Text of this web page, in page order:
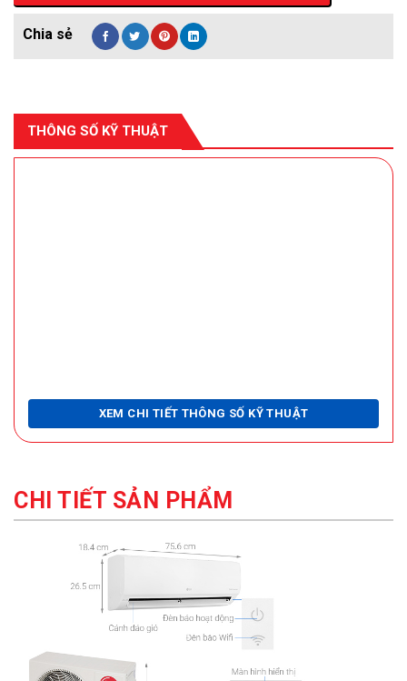
THÔNG SỐ KỸ THUẬT
XEM CHI TIẾT THÔNG SỐ KỸ THUẬT
CHI TIẾT SẢN PHẨM